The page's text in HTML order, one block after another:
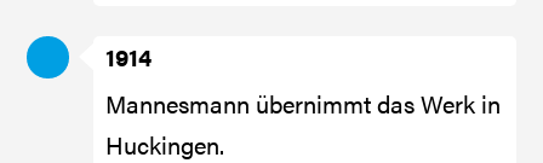
1914
Mannesmann übernimmt das Werk in
Huckingen.